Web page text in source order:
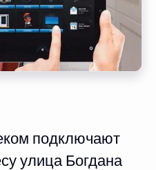
подключают
улица Богдана